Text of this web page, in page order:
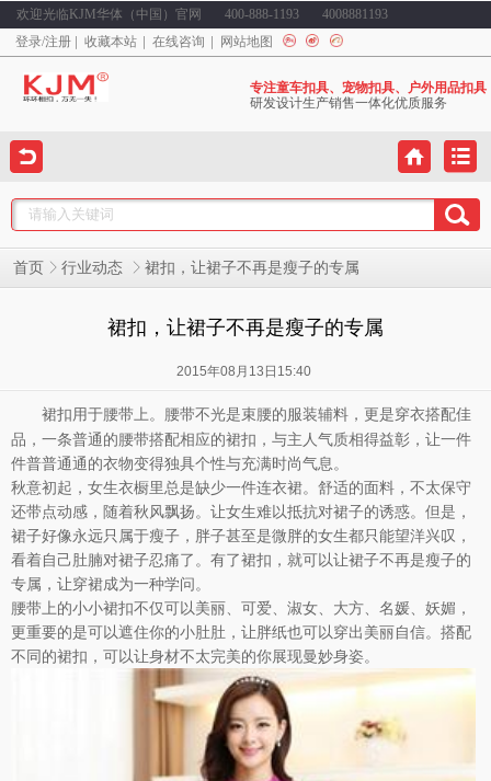
欢迎光临KJM华体（中国）官网 400-888-1193
4008881193
登录/注册 收藏本站 在线咨询 网站地图
专注童车扣具、宠物扣具、户外用品扣具
研发设计生产销售一体化优质服务
首页 行业动态 裙扣，让裙子不再是瘦子的专属
裙扣，让裙子不再是瘦子的专属
2015年08月13日15:40
裙扣 用于腰带上。腰带不光是束腰的服装辅料，更是穿衣搭配佳
品，一条普通的腰带搭配相应的裙扣，与主人气质相得益彰，让一件
件普普通通的衣物变得独具个性与充满时尚气息。
秋意初起，女生衣橱里总是缺少一件连衣裙。舒适的面料，不太保守
还带点动感，随着秋风飘扬。让女生难以抵抗对裙子的诱惑。但是，
裙子好像永远只属于瘦子，胖子甚至是微胖的女生都只能望洋兴叹，
看着自己肚腩对裙子忍痛了。有了裙扣，就可以让裙子不再是瘦子的
专属，让穿裙成为一种学问。
腰带上的小小裙扣不仅可以美丽、可爱、淑女、大方、名媛、妖媚，
更重要的是可以遮住你的小肚肚，让胖纸也可以穿出美丽自信。搭配
不同的裙扣，可以让身材不太完美的你展现曼妙身姿。